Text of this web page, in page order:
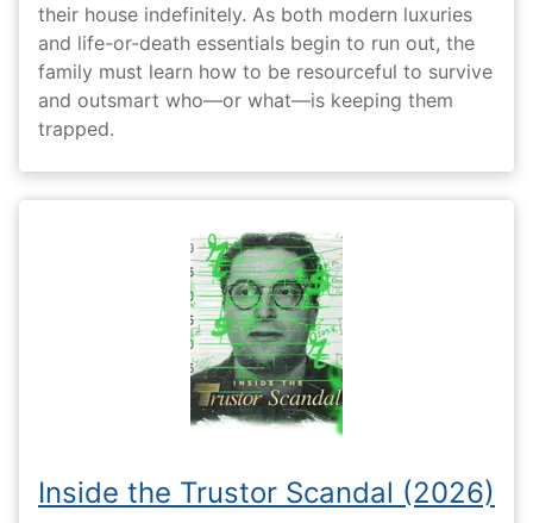
their house indefinitely. As both modern luxuries
and life-or-death essentials begin to run out, the
family must learn how to be resourceful to survive
and outsmart who—or what—is keeping them
trapped.
Inside the Trustor Scandal (2026)